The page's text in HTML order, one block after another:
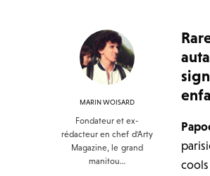
MARIN WOISARD
Fondateur et ex-
rédacteur en chef d'Arty
Magazine, le grand
manitou…